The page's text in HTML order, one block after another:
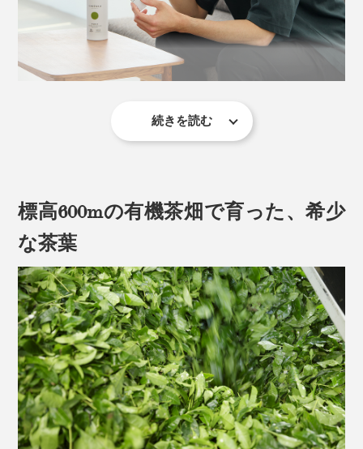
け入れるという意味もあるそう。
「いっぷくどうぞ。」の言葉には、心と体に染みこませ
るように茶を味わい、くつろいでほしい、という真心が
こめられているのだとか。
続きを読む
標高600mの有機茶畑で育った、希少
な茶葉